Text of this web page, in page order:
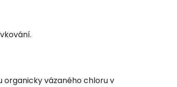
organicky vázaného chloru v